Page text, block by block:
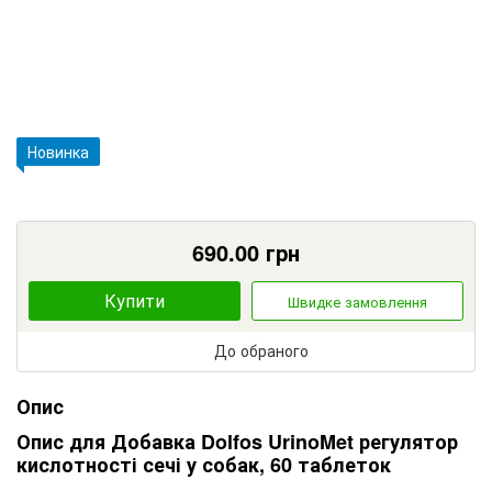
Новинка
690.00 грн
Купити Швидке замовлення
До обраного
Опис
Опис для Добавка Dolfos UrinoMet регулятор
кислотності сечі у собак, 60 таблеток